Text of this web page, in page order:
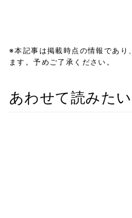
※本記事は掲載時点の情報であり
ます。予めご了承ください。
あわせて読みたい